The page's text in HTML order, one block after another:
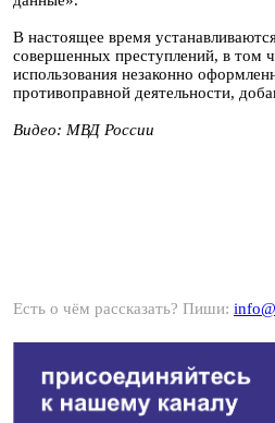
В настоящее время
совершенных преступлений, в том
использования незаконно
противоправной деятельности,
Видео: МВД России
Есть о чём рассказать? Пиши: